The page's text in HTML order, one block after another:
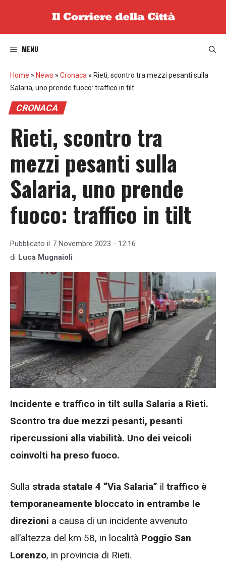
MENU
Home » News » Cronaca » Rieti, scontro tra mezzi pesanti sulla
Salaria, uno prende fuoco: traffico in tilt
CRONACA
Rieti, scontro tra
mezzi pesanti sulla
Salaria, uno prende
fuoco: traffico in tilt
Pubblicato il 7 Novembre 2023 - 12:16
di Luca Mugnaioli
Incidente e traffico in tilt sulla Salaria a Rieti.
Scontro tra due mezzi pesanti, pesanti
ripercussioni alla viabilità. Uno dei veicoli
coinvolti ha preso fuoco.
Sulla strada statale 4 “Via Salaria” il traffico è
temporaneamente bloccato in entrambe le
direzioni a causa di un incidente avvenuto
all’altezza del km 58, in località Poggio San
Lorenzo, in provincia di Rieti.